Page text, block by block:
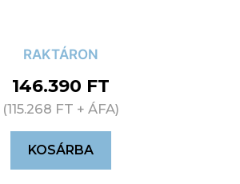
RAKTÁRON
146.390 FT
(115.268 FT + ÁFA)
KOSÁRBA